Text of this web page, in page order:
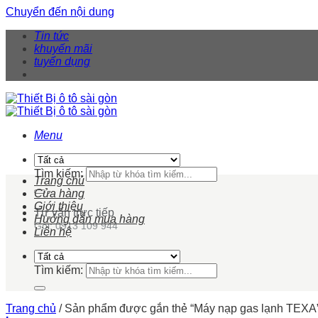
Chuyển đến nội dung
Tin tức
khuyến mãi
tuyển dụng
Menu
Tìm kiếm:
Tư vấn trực tiếp
Gọi: 0913 109 944
Trang chủ
Cửa hàng
Giới thiệu
Hướng dẫn mua hàng
Liên hệ
Tìm kiếm:
Trang chủ /Sản phẩm được gắn thẻ “Máy nạp gas lạnh